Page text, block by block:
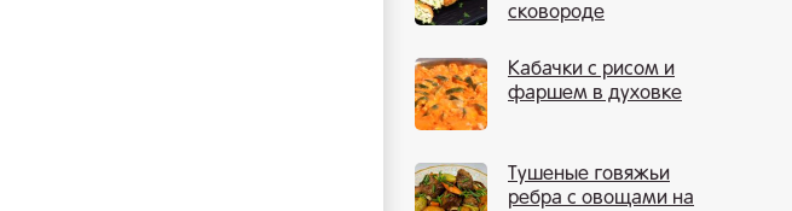
сковороде
Кабачки с рисом и
фаршем в духовке
Тушеные говяжьи
ребра с овощами на